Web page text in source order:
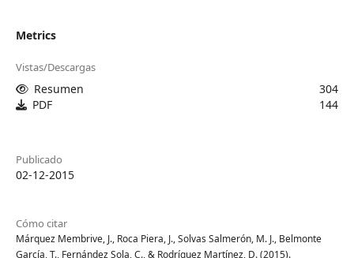
Metrics
Vistas/Descargas
Resumen
304
PDF
144
Publicado
02-12-2015
Cómo citar
Márquez Membrive, J., Roca Piera, J., Solvas Salmerón, M. J., Belmonte
García, T., Fernández Sola, C., & Rodríguez Martínez, D. (2015).